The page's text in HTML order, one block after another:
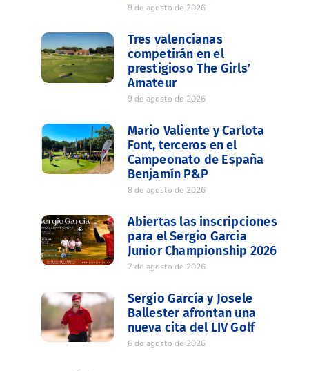
9 de agosto de 2026
Tres valencianas
competirán en el
prestigioso The Girls’
Amateur
9 de agosto de 2026
Mario Valiente y Carlota
Font, terceros en el
Campeonato de España
Benjamín P&P
8 de agosto de 2026
Abiertas las inscripciones
para el Sergio Garcia
Junior Championship 2026
7 de agosto de 2026
Sergio García y Josele
Ballester afrontan una
nueva cita del LIV Golf
6 de agosto de 2026